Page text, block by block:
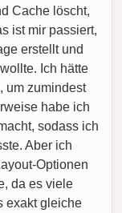
Cache löscht,
ist mir passiert,
erstellt und
Ich hätte
um zumindest
habe ich
sodass ich
Aber ich
Optionen
da es viele
exakt gleiche